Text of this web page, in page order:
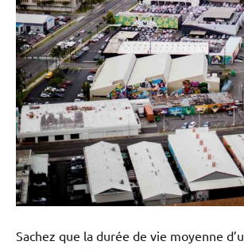
Sachez que la durée de vie moyenne